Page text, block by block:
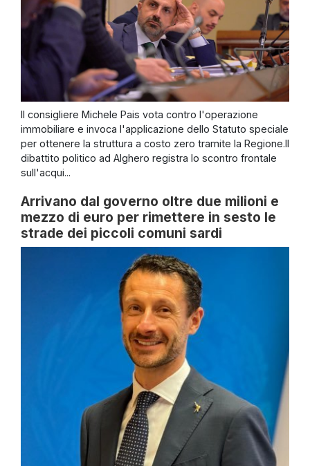
Il consigliere Michele Pais vota contro l'operazione
immobiliare e invoca l'applicazione dello Statuto speciale
per ottenere la struttura a costo zero tramite la Regione.Il
dibattito politico ad Alghero registra lo scontro frontale
sull'acqui...
Arrivano dal governo oltre due milioni e
mezzo di euro per rimettere in sesto le
strade dei piccoli comuni sardi